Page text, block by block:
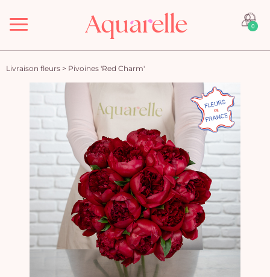
Menu 0
Livraison fleurs > Pivoines 'Red Charm'